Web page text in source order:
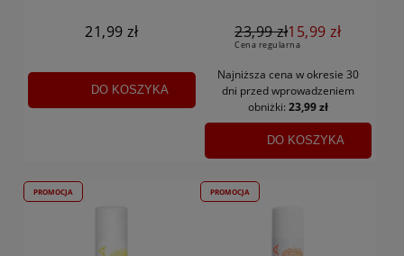
21,99 zł
DO KOSZYKA
23,99 zł
Cena regularna
15,99 zł
Najniższa cena w okresie 30
dni przed wprowadzeniem
obniżki: 23,99 zł
DO KOSZYKA
PROMOCJA PROMOCJA